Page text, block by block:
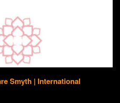
Smyth | International